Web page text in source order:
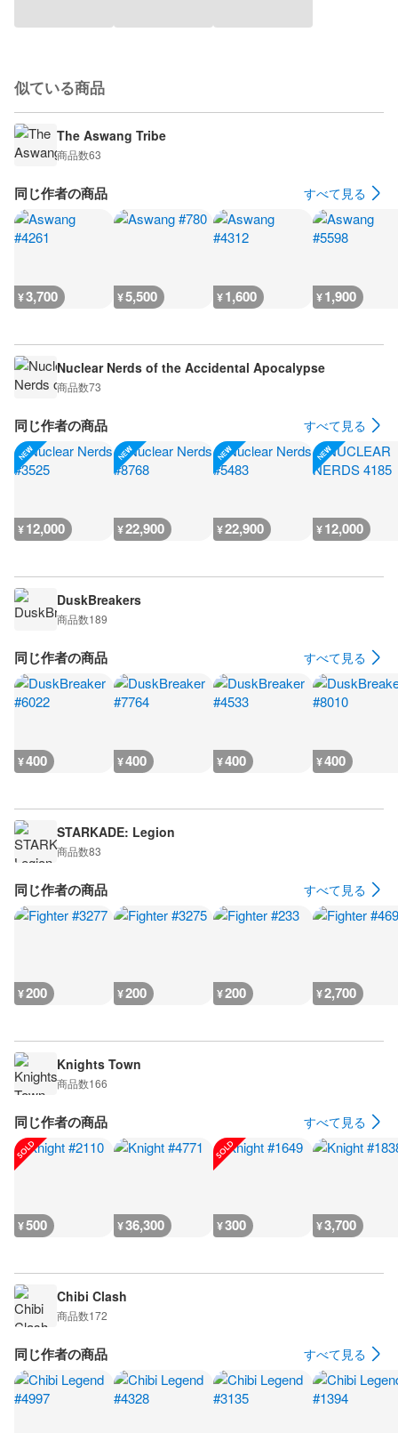
似ている商品
The Aswang Tribe
商品数63
同じ作者の商品 すべて見る
¥3,700 ¥5,500 ¥1,600 ¥1,900
Nuclear Nerds of the Accidental Apocalypse
商品数73
同じ作者の商品 すべて見る
¥12,000 ¥22,900 ¥22,900 ¥12,000
DuskBreakers
商品数189
同じ作者の商品 すべて見る
¥400 ¥400 ¥400 ¥400
STARKADE: Legion
商品数83
同じ作者の商品 すべて見る
¥200 ¥200 ¥200 ¥2,700
Knights Town
商品数166
同じ作者の商品 すべて見る
¥500 ¥36,300 ¥300 ¥3,700
Chibi Clash
商品数172
同じ作者の商品 すべて見る